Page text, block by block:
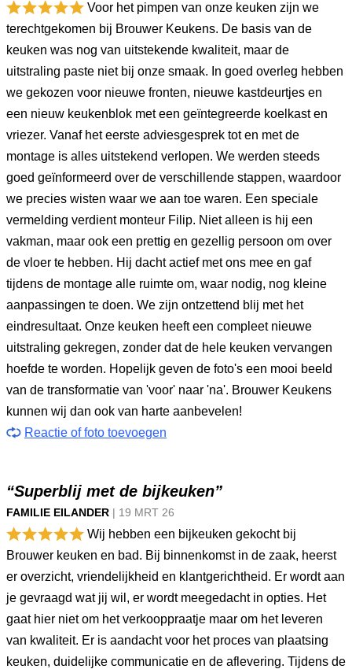
Voor het pimpen van onze keuken zijn we
terechtgekomen bij Brouwer Keukens. De basis van de
keuken was nog van uitstekende kwaliteit, maar de
uitstraling paste niet bij onze smaak. In goed overleg hebben
we gekozen voor nieuwe fronten, nieuwe kastdeurtjes en
een nieuw keukenblok met een geïntegreerde koelkast en
vriezer. Vanaf het eerste adviesgesprek tot en met de
montage is alles uitstekend verlopen. We werden steeds
goed geïnformeerd over de verschillende stappen, waardoor
we precies wisten waar we aan toe waren. Een speciale
vermelding verdient monteur Filip. Niet alleen is hij een
vakman, maar ook een prettig en gezellig persoon om over
de vloer te hebben. Hij dacht actief met ons mee en gaf
tijdens de montage alle ruimte om, waar nodig, nog kleine
aanpassingen te doen. We zijn ontzettend blij met het
eindresultaat. Onze keuken heeft een compleet nieuwe
uitstraling gekregen, zonder dat de hele keuken vervangen
hoefde te worden. Hopelijk geven de foto's een mooi beeld
van de transformatie van 'voor' naar 'na'. Brouwer Keukens
kunnen wij dan ook van harte aanbevelen!
Reactie of foto toevoegen
“Superblij met de bijkeuken”
FAMILIE EILANDER | 19 MRT 26
Wij hebben een bijkeuken gekocht bij
Brouwer keuken en bad. Bij binnenkomst in de zaak, heerst
er overzicht, vriendelijkheid en klantgerichtheid. Er wordt aan
je gevraagd wat jij wil, er wordt meegedacht in opties. Het
gaat hier niet om het verkooppraatje maar om het leveren
van kwaliteit. Er is aandacht voor het proces van plaatsing
keuken, duidelijke communicatie en de aflevering. Tijdens de